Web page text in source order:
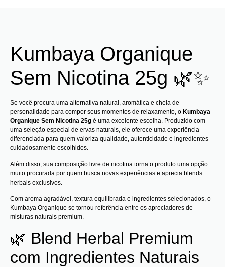
Kumbaya Organique
Sem Nicotina 25g 🌿✨
Se você procura uma alternativa natural, aromática e cheia de
personalidade para compor seus momentos de relaxamento, o Kumbaya
Organique Sem Nicotina 25g é uma excelente escolha. Produzido com
uma seleção especial de ervas naturais, ele oferece uma experiência
diferenciada para quem valoriza qualidade, autenticidade e ingredientes
cuidadosamente escolhidos.
Além disso, sua composição livre de nicotina torna o produto uma opção
muito procurada por quem busca novas experiências e aprecia blends
herbais exclusivos.
Com aroma agradável, textura equilibrada e ingredientes selecionados, o
Kumbaya Organique se tornou referência entre os apreciadores de
misturas naturais premium.
🌿 Blend Herbal Premium
com Ingredientes Naturais